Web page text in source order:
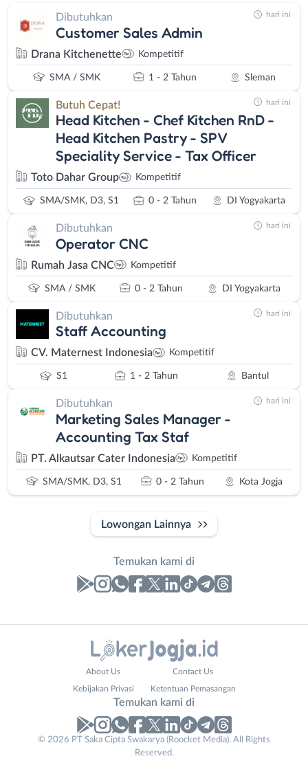
Dibutuhkan
Customer Sales Admin
Drana Kitchenette Kompetitif
SMA / SMK 1 - 2 Tahun Sleman
hari ini
Butuh Cepat!
Head Kitchen - Chef Kitchen RnD -
Head Kitchen Pastry - SPV
Speciality Service - Tax Officer
Toto Dahar Group Kompetitif
SMA/SMK, D3, S1 0 - 2 Tahun DI Yogyakarta
hari ini
Dibutuhkan
Operator CNC
Rumah Jasa CNC Kompetitif
SMA / SMK 0 - 2 Tahun DI Yogyakarta
hari ini
Dibutuhkan
Staff Accounting
CV. Maternest Indonesia Kompetitif
S1 1 - 2 Tahun Bantul
hari ini
Dibutuhkan
Marketing Sales Manager -
Accounting Tax Staf
PT. Alkautsar Cater Indonesia Kompetitif
SMA/SMK, D3, S1 0 - 2 Tahun Kota Jogja
hari ini
Lowongan Lainnya
Temukan kami di
No. Telp /
About Us Contact Us
Kebijakan Privasi Ketentuan Pemasangan
Temukan kami di
© 2026 PT Saka Cipta Swakarya (Roocket Media). All Rights
Reserved.